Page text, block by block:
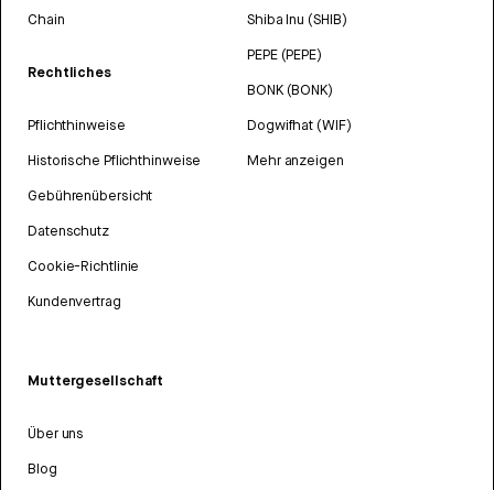
Chain
Rechtliches
Pflichthinweise
Historische Pflichthinweise
Gebührenübersicht
Datenschutz
Cookie-Richtlinie
Kundenvertrag
Shiba Inu (SHIB)
PEPE (PEPE)
BONK (BONK)
Dogwifhat (WIF)
Mehr anzeigen
Muttergesellschaft
Über uns
Blog